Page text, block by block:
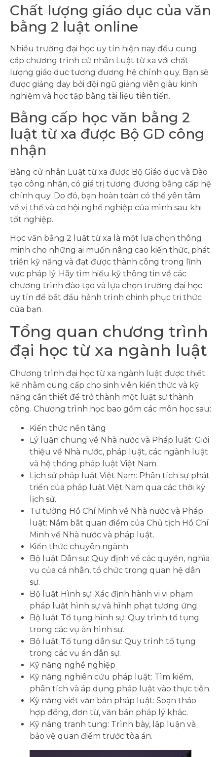
Chất lượng giáo dục của văn
bằng 2 luật online
Nhiều trường đại học uy tín hiện nay đều cung
cấp chương trình cử nhân Luật từ xa với chất
lượng giáo dục tương đương hệ chính quy. Bạn sẽ
được giảng dạy bởi đội ngũ giảng viên giàu kinh
nghiệm và học tập bằng tài liệu tiên tiến.
Bằng cấp học văn bằng 2
luật từ xa được Bộ GD công
nhận
Bằng cử nhân Luật từ xa được Bộ Giáo dục và Đào
tạo công nhận, có giá trị tương đương bằng cấp hệ
chính quy. Do đó, bạn hoàn toàn có thể yên tâm
về vị thế và cơ hội nghề nghiệp của mình sau khi
tốt nghiệp.
Học văn bằng 2 luật từ xa là một lựa chọn thông
minh cho những ai muốn nâng cao kiến thức, phát
triển kỹ năng và đạt được thành công trong lĩnh
vực pháp lý. Hãy tìm hiểu kỹ thông tin về các
chương trình đào tạo và lựa chọn trường đại học
uy tín để bắt đầu hành trình chinh phục tri thức
của bạn.
Tổng quan chương trình
đại học từ xa ngành luật
Chương trình đại học từ xa ngành luật được thiết
kế nhằm cung cấp cho sinh viên kiến thức và kỹ
năng cần thiết để trở thành một luật sư thành
công. Chương trình học bao gồm các môn học sau:
Kiến thức nền tảng
Lý luận chung về Nhà nước và Pháp luật: Giới
thiệu về Nhà nước, pháp luật, các ngành luật
và hệ thống pháp luật Việt Nam.
Lịch sử pháp luật Việt Nam: Phân tích sự phát
triển của pháp luật Việt Nam qua các thời kỳ
lịch sử.
Tư tưởng Hồ Chí Minh về Nhà nước và Pháp
luật: Nắm bắt quan điểm của Chủ tịch Hồ Chí
Minh về Nhà nước và pháp luật.
Kiến thức chuyên ngành
Bộ luật Dân sự: Quy định về các quyền, nghĩa
vụ của cá nhân, tổ chức trong quan hệ dân
sự.
Bộ luật Hình sự: Xác định hành vi vi phạm
pháp luật hình sự và hình phạt tương ứng.
Bộ luật Tố tụng hình sự: Quy trình tố tụng
trong các vụ án hình sự.
Bộ luật Tố tụng dân sự: Quy trình tố tụng
trong các vụ án dân sự.
Kỹ năng nghề nghiệp
Kỹ năng nghiên cứu pháp luật: Tìm kiếm,
phân tích và áp dụng pháp luật vào thực tiễn.
Kỹ năng viết văn bản pháp luật: Soạn thảo
hợp đồng, đơn từ, văn bản pháp lý khác.
Kỹ năng tranh tụng: Trình bày, lập luận và
bảo vệ quan điểm trước tòa án.